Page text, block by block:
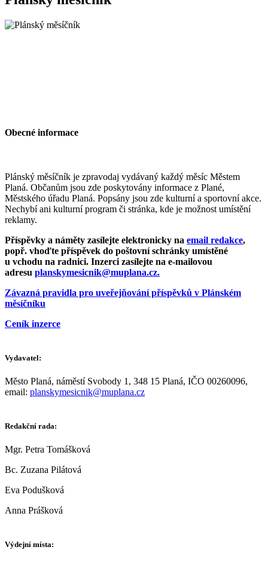
Obecné informace
Plánský měsíčník je zpravodaj vydávaný každý měsíc Městem
Planá. Občanům jsou zde poskytovány informace z Plané,
Městského úřadu Planá. Popsány jsou zde kulturní a sportovní akce.
Nechybí ani kulturní program či stránka, kde je možnost umístění
reklamy.
Příspěvky a náměty zasílejte elektronicky na email redakce,
popř. vhoďte příspěvek do poštovní schránky umístěné
u vchodu na radnici. Inzerci zasílejte na e-mailovou
adresu planskymesicnik@muplana.cz.
Závazná pravidla pro uveřejňování příspěvků v Plánském
měsíčníku
Ceník inzerce
Vydavatel:
Město Planá, náměstí Svobody 1, 348 15 Planá, IČO 00260096,
email: planskymesicnik@muplana.cz
Redakční rada:
Mgr. Petra Tomášková
Bc. Zuzana Pilátová
Eva Podušková
Anna Prášková
Výdejní místa: